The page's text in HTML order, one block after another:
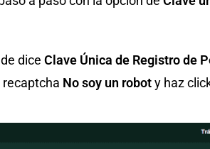
dice Clave Única de Registro de
recaptcha No soy un roboty haz